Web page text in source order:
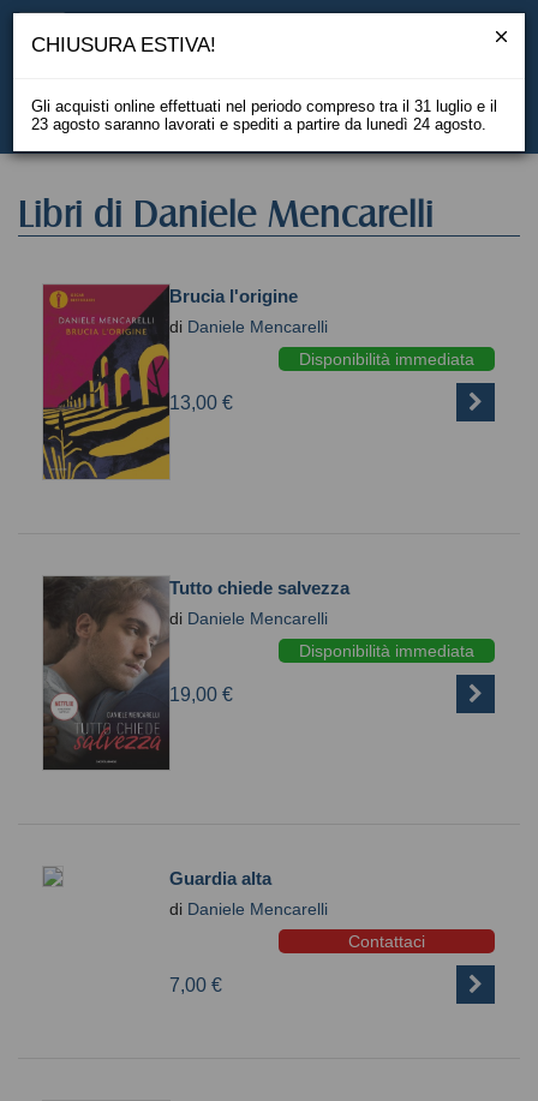
EN
Libri di Daniele Mencarelli
Brucia l'origine
di Daniele Mencarelli
Disponibilità immediata
13,00 €
Tutto chiede salvezza
di Daniele Mencarelli
Disponibilità immediata
19,00 €
Guardia alta
di Daniele Mencarelli
Contattaci
7,00 €
CHIUSURA ESTIVA!
Gli acquisti online effettuati nel periodo compreso tra il 31 luglio e il
23 agosto saranno lavorati e spediti a partire da lunedì 24 agosto.